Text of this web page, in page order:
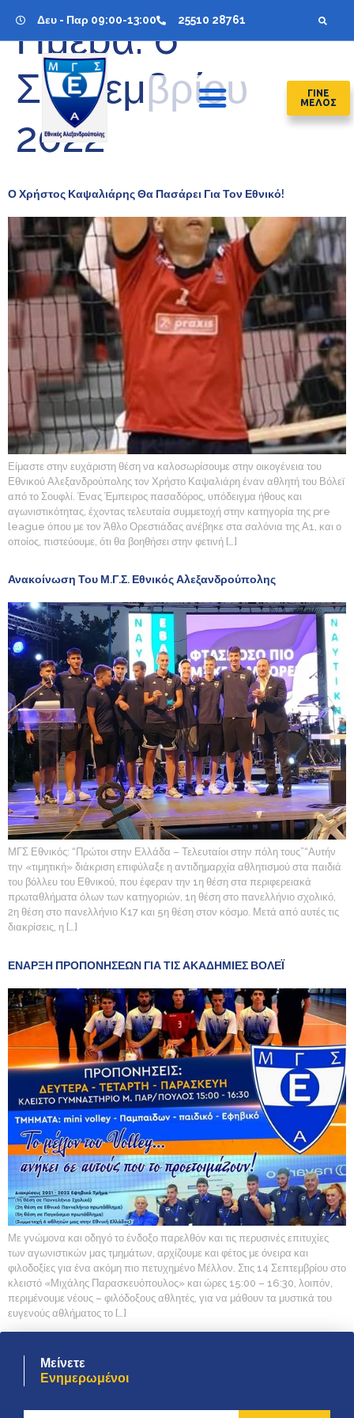
Δευ - Παρ 09:00-13:00 25510 28761
ΓΙΝΕ
ΜΕΛΟΣ
Ημέρα:6
Σεπτεμβρίου
2022
Ο Χρήστος Καψαλιάρης Θα Πασάρει Για Τον Εθνικό!
Είμαστε στην ευχάριστη θέση να καλοσωρίσουμε στην οικογένεια του
Εθνικού Αλεξανδρούπολης τον Χρήστο Καψαλιάρη έναν αθλητή του Βόλεϊ
από το Σουφλί. Ένας Έμπειρος πασαδόρος, υπόδειγμα ήθους και
αγωνιστικότητας, έχοντας τελευταία συμμετοχή στην κατηγορία της pre
league όπου με τον Άθλο Ορεστιάδας ανέβηκε στα σαλόνια της Α1, και ο
οποίος, πιστεύουμε, ότι θα βοηθήσει στην φετινή […]
Ανακοίνωση Του Μ.Γ.Σ. Εθνικός Αλεξανδρούπολης
ΜΓΣ Εθνικός: “Πρώτοι στην Ελλάδα – Τελευταίοι στην πόλη τους”“Αυτήν
την «τιμητική» διάκριση επιφύλαξε η αντιδημαρχία αθλητισμού στα παιδιά
του βόλλευ του Εθνικού, που έφεραν την 1η θέση στα περιφερειακά
πρωταθλήματα όλων των κατηγοριών, 1η θέση στο πανελλήνιο σχολικό,
2η θέση στο πανελλήνιο Κ17 και 5η θέση στον κόσμο. Μετά από αυτές τις
διακρίσεις, η […]
ΕΝΑΡΞΗ ΠΡΟΠΟΝΗΣΕΩΝ ΓΙΑ ΤΙΣ ΑΚΑΔΗΜΙΕΣ ΒΟΛΕΪ
Με γνώμονα και οδηγό το ένδοξο παρελθόν και τις περυσινές επιτυχίες
των αγωνιστικών μας τμημάτων, αρχίζουμε και φέτος με όνειρα και
φιλοδοξίες για ένα ακόμη πιο πετυχημένο Μέλλον. Στις 14 Σεπτεμβρίου στο
κλειστό «Μιχάλης Παρασκευόπουλος» και ώρες 15:00 – 16:30, λοιπόν,
περιμένουμε νέους – φιλόδοξους αθλητές, για να μάθουν τα μυστικά του
ευγενούς αθλήματος το […]
Μείνετε
Ενημερωμένοι